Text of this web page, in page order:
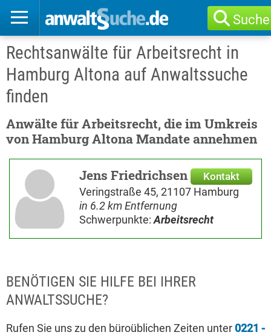
Suche
Rechtsanwälte für Arbeitsrecht in
Hamburg Altona auf Anwaltssuche
finden
Anwälte für Arbeitsrecht, die im Umkreis
von Hamburg Altona Mandate annehmen
Jens Friedrichsen Kontakt
Veringstraße 45, 21107 Hamburg
in 6.2 km Entfernung
Schwerpunkte: Arbeitsrecht
BENÖTIGEN SIE HILFE BEI IHRER
ANWALTSSUCHE?
Rufen Sie uns zu den büroüblichen Zeiten unter 0221 -